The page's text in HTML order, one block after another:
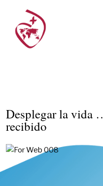
Desplegar la vida
recibido